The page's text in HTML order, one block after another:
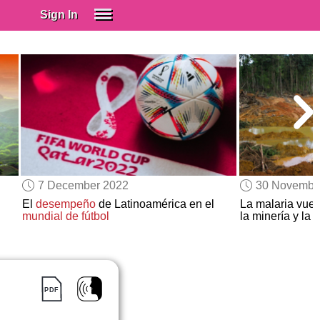
Sign In
Spanish (Spain)
Spanish (Latino)
SUBSCRIBE
EDUCATIONAL LICENSES
GIFT CARDS
OTHER LANGUAGES
7 December 2022
El desempeñode Latinoamérica en el
mundial de fútbol
30
La malaria
la minería y la